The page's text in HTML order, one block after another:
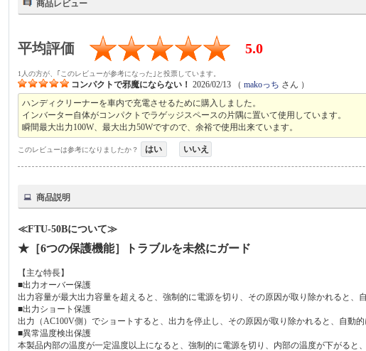
商品レビュー
平均評価 5.0
1人の方が、｢このレビューが参考になった｣と投票しています。
コンパクトで邪魔にならない！ 2026/02/13 （makoっち さん ）
ハンディクリーナーを車内で充電させるために購入しました。
インバーター自体がコンパクトでラゲッジスペースの片隅に置いて使用しています。
瞬間最大出力100W、最大出力50Wですので、余裕で使用出来ています。
このレビューは参考になりましたか？ はい いいえ
商品説明
≪FTU-50Bについて≫
★［6つの保護機能］トラブルを未然にガード
【主な特長】
■出力オーバー保護
出力容量が最大出力容量を超えると、強制的に電源を切り、その原因が取り除かれると、
■出力ショート保護
出力（AC100V側）でショートすると、出力を停止し、その原因が取り除かれると、自動的
■異常温度検出保護
本製品内部の温度が一定温度以上になると、強制的に電源を切り、内部の温度が下がると